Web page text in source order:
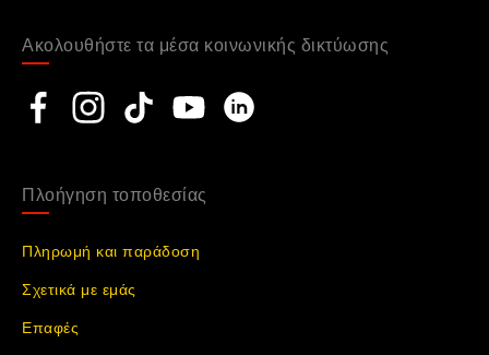
Ακολουθήστε τα μέσα κοινωνικής δικτύωσης
Social network
Facebook
Instagram
TikTokYouTubeLinkedin
Πλοήγηση τοποθεσίας
Πληρωμή και παράδοση
Σχετικά με εμάς
Επαφές